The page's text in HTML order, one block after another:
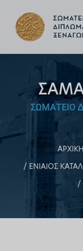
ΣΩΜΑΤΕΙΟ
ΑΡΧΙΚΗ
ΕΝΙΑΙΟΣ